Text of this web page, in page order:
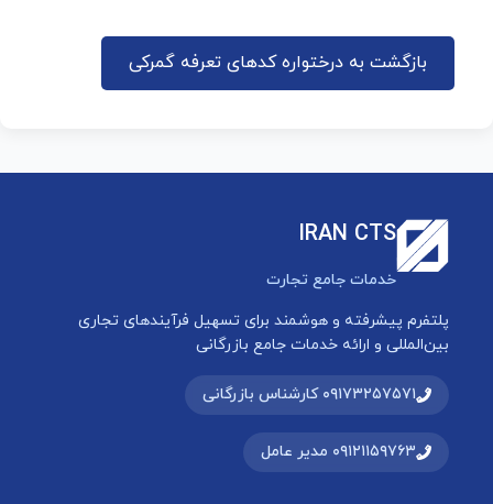
بازگشت به درختواره کدهای تعرفه گمرکی
IRAN CTS
خدمات جامع تجارت
پلتفرم پیشرفته و هوشمند برای تسهیل فرآیندهای تجاری
بین‌المللی و ارائه خدمات جامع بازرگانی
۰۹۱۷۳۲۵۷۵۷۱ کارشناس بازرگانی
۰۹۱۲۱۱۵۹۷۶۳ مدیر عامل